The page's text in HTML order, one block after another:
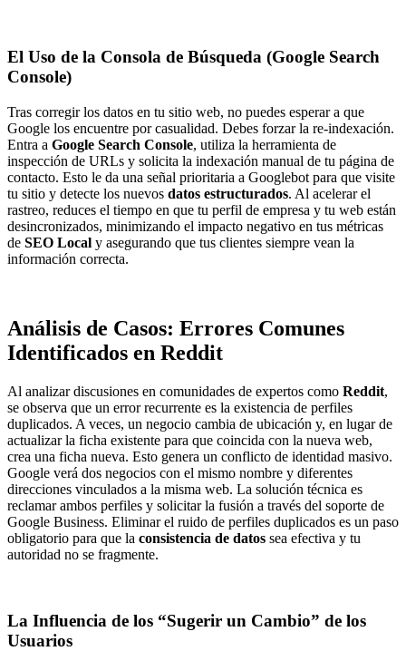
El Uso de la Consola de Búsqueda (Google Search
Console)
Tras corregir los datos en tu sitio web, no puedes esperar a que
Google los encuentre por casualidad. Debes forzar la re-indexación.
Entra a Google Search Console, utiliza la herramienta de
inspección de URLs y solicita la indexación manual de tu página de
contacto. Esto le da una señal prioritaria a Googlebot para que visite
tu sitio y detecte los nuevos datos estructurados. Al acelerar el
rastreo, reduces el tiempo en que tu perfil de empresa y tu web están
desincronizados, minimizando el impacto negativo en tus métricas
de SEO Local y asegurando que tus clientes siempre vean la
información correcta.
Análisis de Casos: Errores Comunes
Identificados en Reddit
Al analizar discusiones en comunidades de expertos como Reddit,
se observa que un error recurrente es la existencia de perfiles
duplicados. A veces, un negocio cambia de ubicación y, en lugar de
actualizar la ficha existente para que coincida con la nueva web,
crea una ficha nueva. Esto genera un conflicto de identidad masivo.
Google verá dos negocios con el mismo nombre y diferentes
direcciones vinculados a la misma web. La solución técnica es
reclamar ambos perfiles y solicitar la fusión a través del soporte de
Google Business. Eliminar el ruido de perfiles duplicados es un paso
obligatorio para que la consistencia de datos sea efectiva y tu
autoridad no se fragmente.
La Influencia de los “Sugerir un Cambio” de los
Usuarios